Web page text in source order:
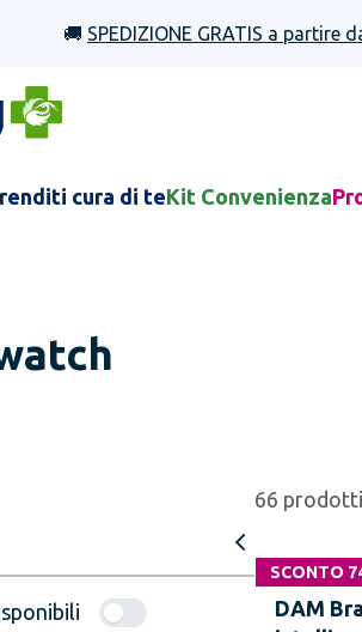
🚚 SPEDIZIONE GRATIS a partire
cura di teKit Convenienza
66 prodotti
SCONTO
DAM